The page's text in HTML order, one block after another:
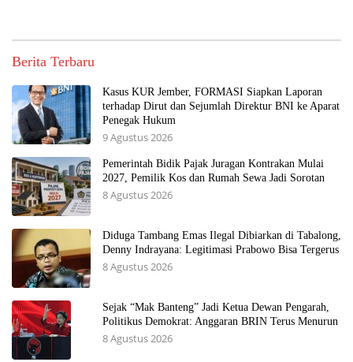
Berita Terbaru
Kasus KUR Jember, FORMASI Siapkan Laporan
terhadap Dirut dan Sejumlah Direktur BNI ke Aparat
Penegak Hukum
9 Agustus 2026
Pemerintah Bidik Pajak Juragan Kontrakan Mulai
2027, Pemilik Kos dan Rumah Sewa Jadi Sorotan
8 Agustus 2026
Diduga Tambang Emas Ilegal Dibiarkan di Tabalong,
Denny Indrayana: Legitimasi Prabowo Bisa Tergerus
8 Agustus 2026
Sejak “Mak Banteng” Jadi Ketua Dewan Pengarah,
Politikus Demokrat: Anggaran BRIN Terus Menurun
8 Agustus 2026